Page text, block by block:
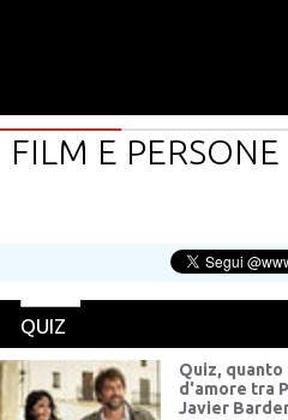
FILM E PERSONE
QUIZ
Quiz, quanto
d'amore tra
Javier